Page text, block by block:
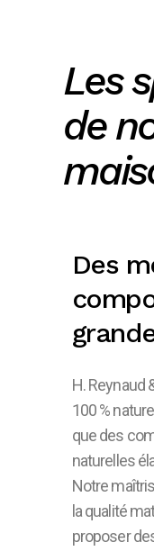
Les
de
Des
H. Reynaud
100 %
que des
naturelles
Notre
la qualité
proposer